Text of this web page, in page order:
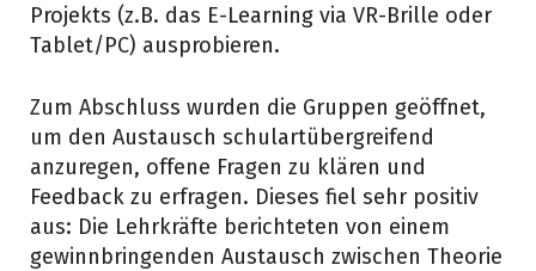
Projekts (z.B. das E-Learning via VR-Brille oder
Tablet/PC) ausprobieren.
Zum Abschluss wurden die Gruppen geöffnet,
um den Austausch schulartübergreifend
anzuregen, offene Fragen zu klären und
Feedback zu erfragen. Dieses fiel sehr positiv
aus: Die Lehrkräfte berichteten von einem
gewinnbringenden Austausch zwischen Theorie